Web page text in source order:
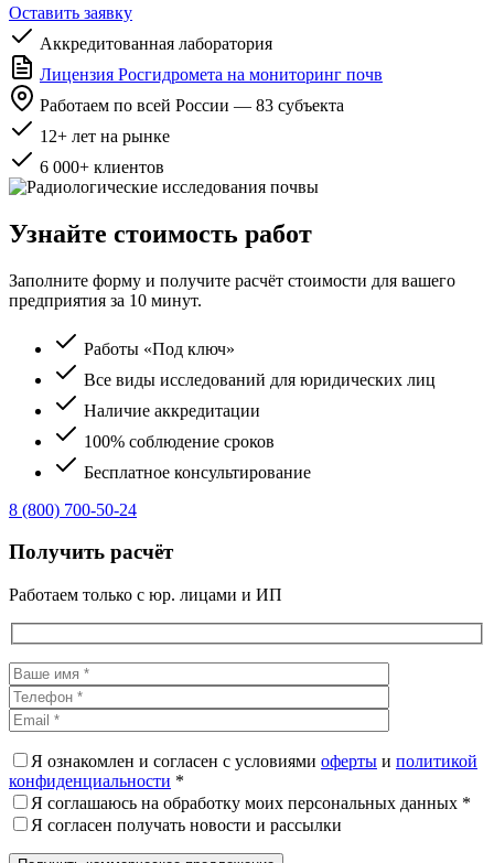
Оставить заявку
Аккредитованная лаборатория
Лицензия Росгидромета на мониторинг почв
Работаем по всей России — 83 субъекта
12+ лет на рынке
6 000+ клиентов
Узнайте стоимость работ
Заполните форму и получите расчёт стоимости для вашего
предприятия за 10 минут.
Работы «Под ключ»
Все виды исследований для юридических лиц
Наличие аккредитации
100% соблюдение сроков
Бесплатное консультирование
8 (800) 700-50-24
Получить расчёт
Работаем только с юр. лицами и ИП
Я ознакомлен и согласен с условиями оферты и политикой
конфиденциальности *
Я соглашаюсь на обработку моих персональных данных *
Я согласен получать новости и рассылки